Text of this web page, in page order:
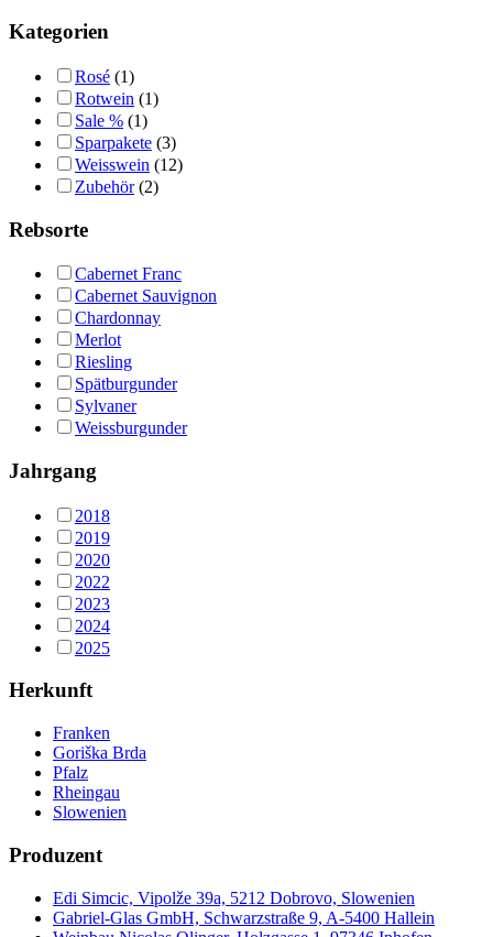
Kategorien
Rosé (1)
Rotwein (1)
Sale % (1)
Sparpakete (3)
Weisswein (12)
Zubehör (2)
Rebsorte
Cabernet Franc
Cabernet Sauvignon
Chardonnay
Merlot
Riesling
Spätburgunder
Sylvaner
Weissburgunder
Jahrgang
2018
2019
2020
2022
2023
2024
2025
Herkunft
Franken
Goriška Brda
Pfalz
Rheingau
Slowenien
Produzent
Edi Simcic, Vipolže 39a, 5212 Dobrovo, Slowenien
Gabriel-Glas GmbH, Schwarzstraße 9, A-5400 Hallein